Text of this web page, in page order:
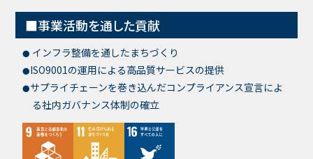
事業活動を通した貢献
インフラ整備を通したまちづくり
ISO9001の運用による高品質サービスの提供
サプライチェーンを巻き込んだコンプライアンス宣言によ
る社内ガバナンス体制の確立